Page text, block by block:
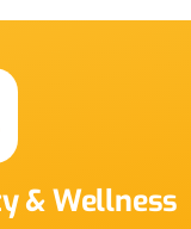
&Wellness